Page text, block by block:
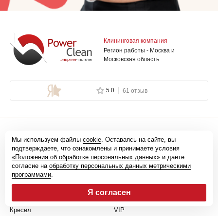
Клининговая компания
Регион работы - Москва и
Московская область
5.0 61 отзыв
Химчистка
Штор
Жалюзи
Кресел
Уборка
Генеральная
Поддерживающая
Срочная
VIP
Мы используем файлы cookie. Оставаясь на сайте, вы
подтверждаете, что ознакомлены и принимаете условия
«Положения об обработке персональных данных» и даете
согласие на обработку персональных данных метрическими
программами.
Я согласен